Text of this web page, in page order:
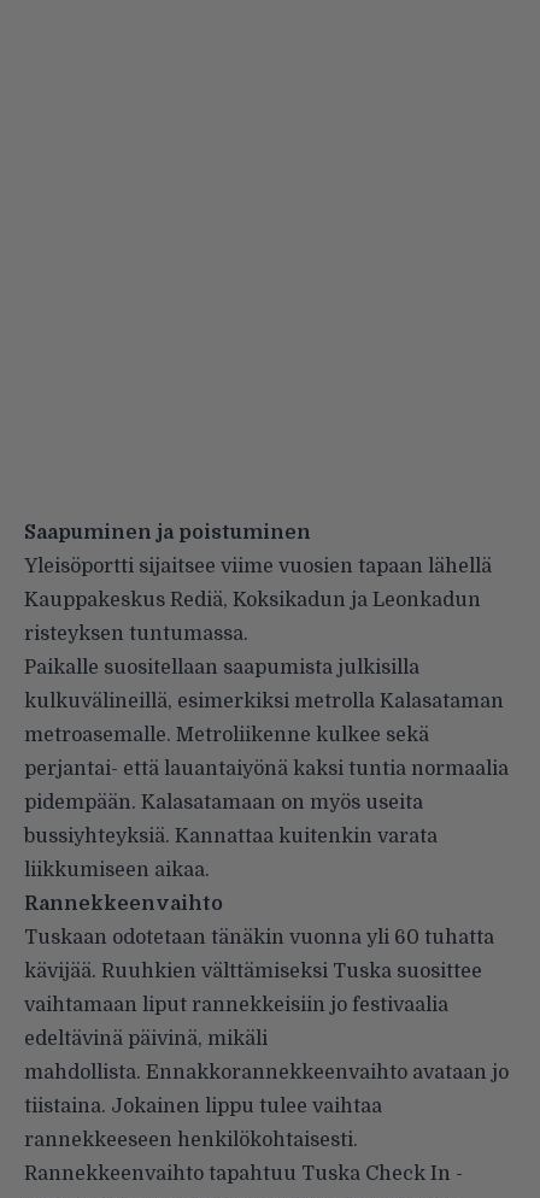
Saapuminen ja poistuminen
Yleisöportti sijaitsee viime vuosien tapaan lähellä
Kauppakeskus Rediä, Koksikadun ja Leonkadun
risteyksen tuntumassa.
Paikalle suositellaan saapumista julkisilla
kulkuvälineillä, esimerkiksi metrolla Kalasataman
metroasemalle. Metroliikenne kulkee sekä
perjantai- että lauantaiyönä kaksi tuntia normaalia
pidempään. Kalasatamaan on myös useita
bussiyhteyksiä. Kannattaa kuitenkin varata
liikkumiseen aikaa.
Rannekkeenvaihto
Tuskaan odotetaan tänäkin vuonna yli 60 tuhatta
kävijää. Ruuhkien välttämiseksi Tuska suosittee
vaihtamaan liput rannekkeisiin jo festivaalia
edeltävinä päivinä, mikäli
mahdollista. Ennakkorannekkeenvaihto avataan jo
tiistaina. Jokainen lippu tulee vaihtaa
rannekkeeseen henkilökohtaisesti.
Rannekkeenvaihto tapahtuu Tuska Check In -